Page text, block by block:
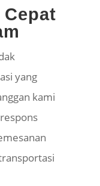
yang
kami